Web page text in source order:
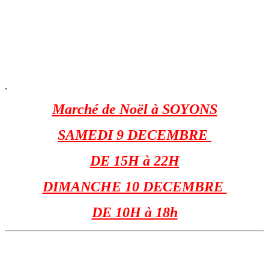
.
Marché de Noël à SOYONS
SAMEDI 9 DECEMBRE
DE 15H à 22H
DIMANCHE 10 DECEMBRE
DE 10H à 18h